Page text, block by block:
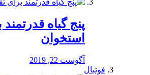
پنج گیاه
استخوان
آگوست 22, 2019
فوتبال